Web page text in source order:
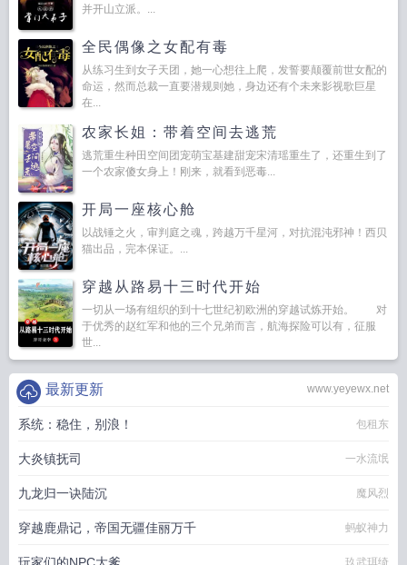
并开山立派。...
全民偶像之女配有毒
从练习生到女子天团，她一心想往上爬，发誓要颠覆前世女配的
命运，然而总裁一直要潜规则她，身边还有个未来影视歌巨星
在...
农家长姐：带着空间去逃荒
逃荒重生种田空间团宠萌宝基建甜宠宋清瑶重生了，还重生到了
一个农家傻女身上！刚来，就看到恶毒...
开局一座核心舱
以战锤之火，审判庭之魂，跨越万千星河，对抗混沌邪神！西贝
猫出品，完本保证。...
穿越从路易十三时代开始
一切从一场有组织的到十七世纪初欧洲的穿越试炼开始。 对
于优秀的赵红军和他的三个兄弟而言，航海探险可以有，征服
世...
www.yeyewx.net
最新更新
系统：稳住，别浪！ 包租东
大炎镇抚司 一水流氓
九龙归一诀陆沉 魔风烈
穿越鹿鼎记，帝国无疆佳丽万千 蚂蚁神力
玖武珥绮